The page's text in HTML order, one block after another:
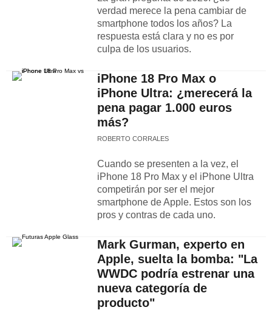
verdad merece la pena cambiar de
smartphone todos los años? La
respuesta está clara y no es por
culpa de los usuarios.
iPhone 18 Pro Max o
iPhone Ultra: ¿merecerá la
pena pagar 1.000 euros
más?
ROBERTO CORRALES
Cuando se presenten a la vez, el
iPhone 18 Pro Max y el iPhone Ultra
competirán por ser el mejor
smartphone de Apple. Estos son los
pros y contras de cada uno.
Mark Gurman, experto en
Apple, suelta la bomba: "La
WWDC podría estrenar una
nueva categoría de
producto"